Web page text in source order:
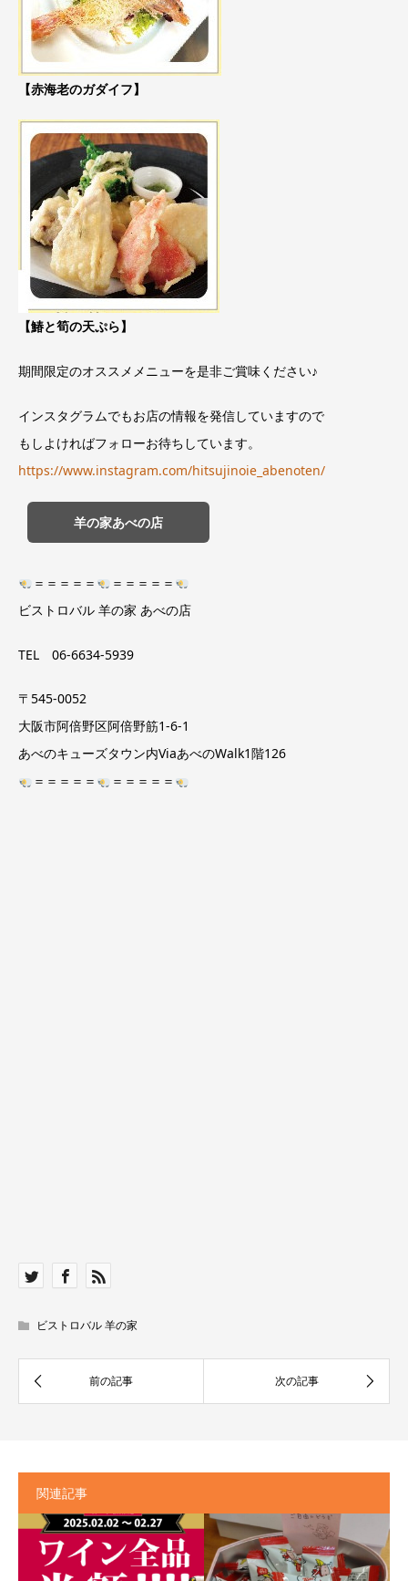
【赤海老のガダイフ】
【鰆と筍の天ぷら】
期間限定のオススメメニューを是非ご賞味ください♪
インスタグラムでもお店の情報を発信していますので
もしよければフォローお待ちしています。
https://www.instagram.com/hitsujinoie_abenoten/
羊の家あべの店
＝＝＝＝＝
＝＝＝＝＝
ビストロバル 羊の家 あべの店
TEL 06-6634-5939
〒545-0052
大阪市阿倍野区阿倍野筋1-6-1
あべのキューズタウン内ViaあべのWalk1階126
＝＝＝＝＝
＝＝＝＝＝
ビストロバル 羊の家
関連記事